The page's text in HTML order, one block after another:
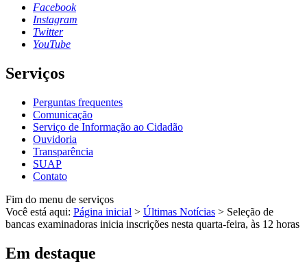
Facebook
Instagram
Twitter
YouTube
Serviços
Perguntas frequentes
Comunicação
Serviço de Informação ao Cidadão
Ouvidoria
Transparência
SUAP
Contato
Fim do menu de serviços
Você está aqui: Página inicial > Últimas Notícias > Seleção de
bancas examinadoras inicia inscrições nesta quarta-feira, às 12 horas
Em destaque